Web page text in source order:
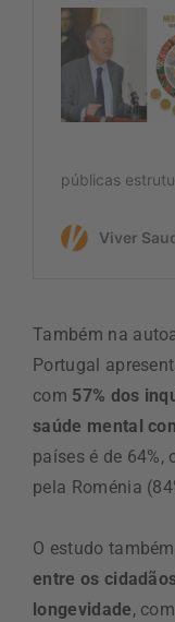
Também na
Portugal
com 57% dos
saúde mental
países é de 64%,
pela Roménia
O estudo
entre os
longevidade,